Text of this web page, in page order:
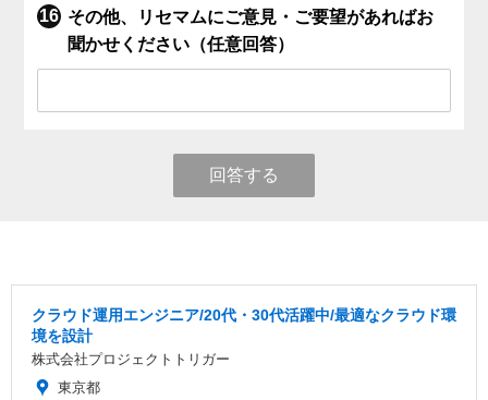
その他、リセマムにご意見・ご要望があればお
聞かせください（任意回答）
回答する
クラウド運用エンジニア/20代・30代活躍中/最適なクラウド環
境を設計
株式会社プロジェクトトリガー
東京都